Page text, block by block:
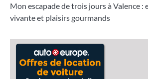
Mon escapade de trois jours à Valence
vivante et plaisirs gourmands